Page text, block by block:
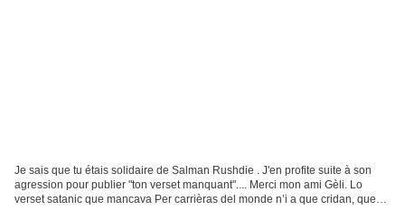
Je sais que tu étais solidaire de Salman Rushdie . J'en profite suite à son
agression pour publier "ton verset manquant".... Merci mon ami Gèli. Lo
verset satanic que mancava Per carrièras del monde n’i a que cridan, que